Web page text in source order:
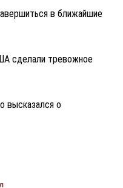
в ближайшие
сделали тревожное
высказался о